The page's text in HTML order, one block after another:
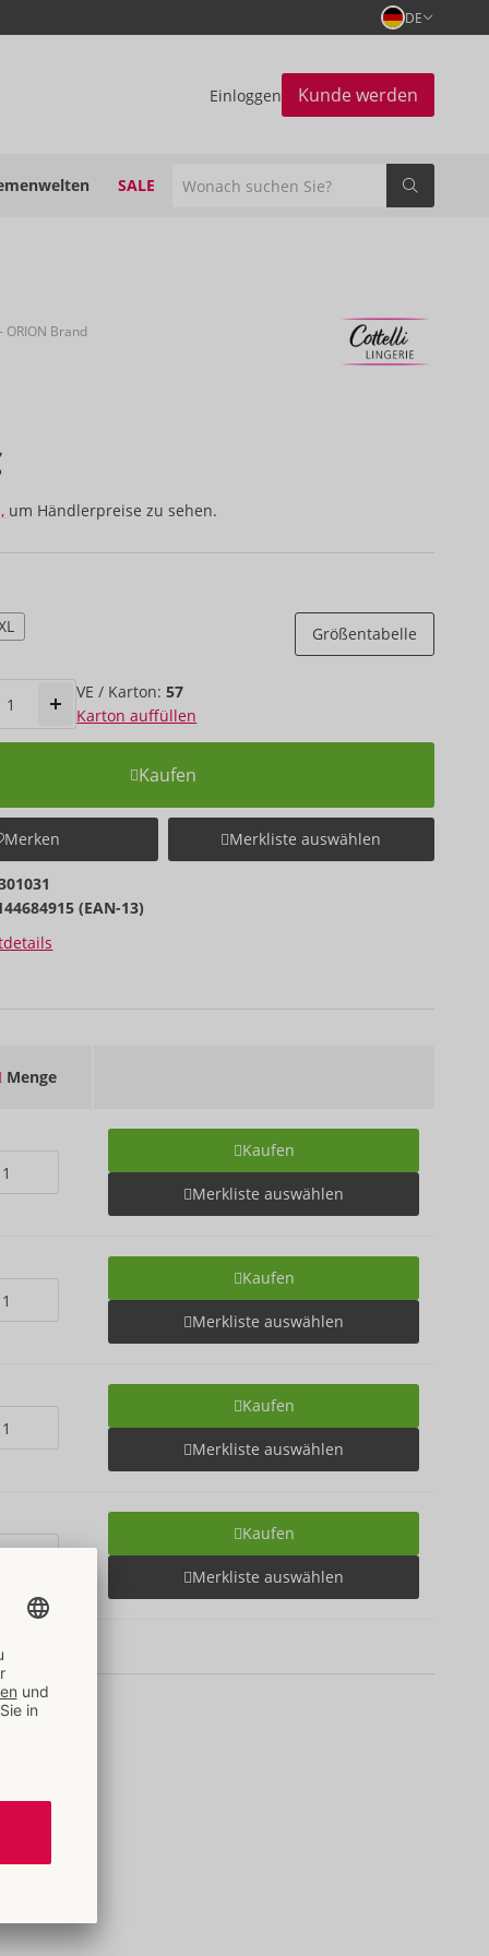
DE
Einloggen Kunde werden
SALE
ORION Brand
um Händlerpreise zu sehen.
Größentabelle
VE / Karton:57
Karton auffüllen
Kaufen
Merken Merkliste auswählen
(EAN-13)
Menge
Kaufen
Merkliste auswählen
Kaufen
Merkliste auswählen
Kaufen
Merkliste auswählen
Kaufen
Merkliste auswählen